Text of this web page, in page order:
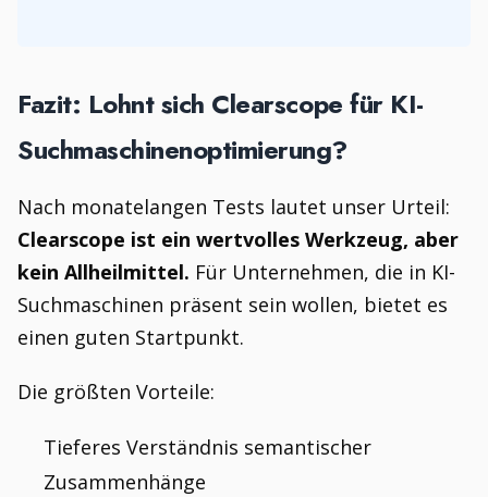
Fazit: Lohnt sich Clearscope für KI-
Suchmaschinenoptimierung?
Nach monatelangen Tests lautet unser Urteil:
Clearscope ist ein wertvolles Werkzeug, aber
kein Allheilmittel. Für Unternehmen, die in KI-
Suchmaschinen präsent sein wollen, bietet es
einen guten Startpunkt.
Die größten Vorteile:
Tieferes Verständnis semantischer
Zusammenhänge